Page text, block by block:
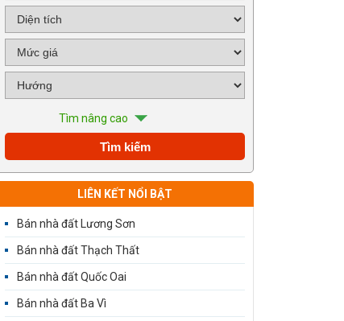
Tìm nâng cao
LIÊN KẾT NỔI BẬT
Bán nhà đất Lương Sơn
Bán nhà đất Thạch Thất
Bán nhà đất Quốc Oai
Bán nhà đất Ba Vì